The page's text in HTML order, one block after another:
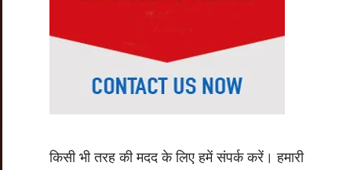
किसी भी तरह की मदद के लिए हमें संपर्क करें। हमारी